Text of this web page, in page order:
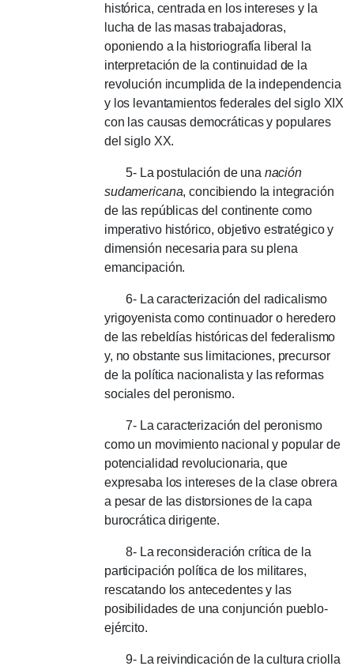
histórica, centrada en los intereses y la
lucha de las masas trabajadoras,
oponiendo a la historiografía liberal la
interpretación de la continuidad de la
revolución incumplida de la independencia
y los levantamientos federales del siglo XIX
con las causas democráticas y populares
del siglo XX.
5- La postulación de una nación
sudamericana, concibiendo la integración
de las repúblicas del continente como
imperativo histórico, objetivo estratégico y
dimensión necesaria para su plena
emancipación.
6- La caracterización del radicalismo
yrigoyenista como continuador o heredero
de las rebeldías históricas del federalismo
y, no obstante sus limitaciones, precursor
de la política nacionalista y las reformas
sociales del peronismo.
7- La caracterización del peronismo
como un movimiento nacional y popular de
potencialidad revolucionaria, que
expresaba los intereses de la clase obrera
a pesar de las distorsiones de la capa
burocrática dirigente.
8- La reconsideración crítica de la
participación política de los militares,
rescatando los antecedentes y las
posibilidades de una conjunción pueblo-
ejército.
9- La reivindicación de la cultura criolla